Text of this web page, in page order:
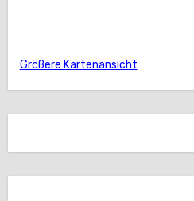
Größere Kartenansicht